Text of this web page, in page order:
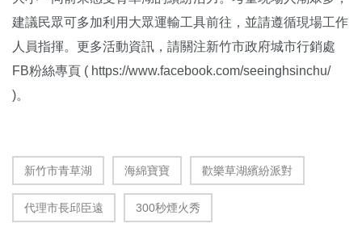
建議民眾可多加利用大眾運輸工具前往，並請遵循現場工作
人員指揮。更多活動資訊，請關注新竹市政府城市行銷處
FB粉絲專頁 ( https://www.facebook.com/seeinghsinchu/
)。
新竹市青草湖 海綿寶寶 歡樂草湖繽紛派對
代理市長邱臣遠 300秒煙火秀